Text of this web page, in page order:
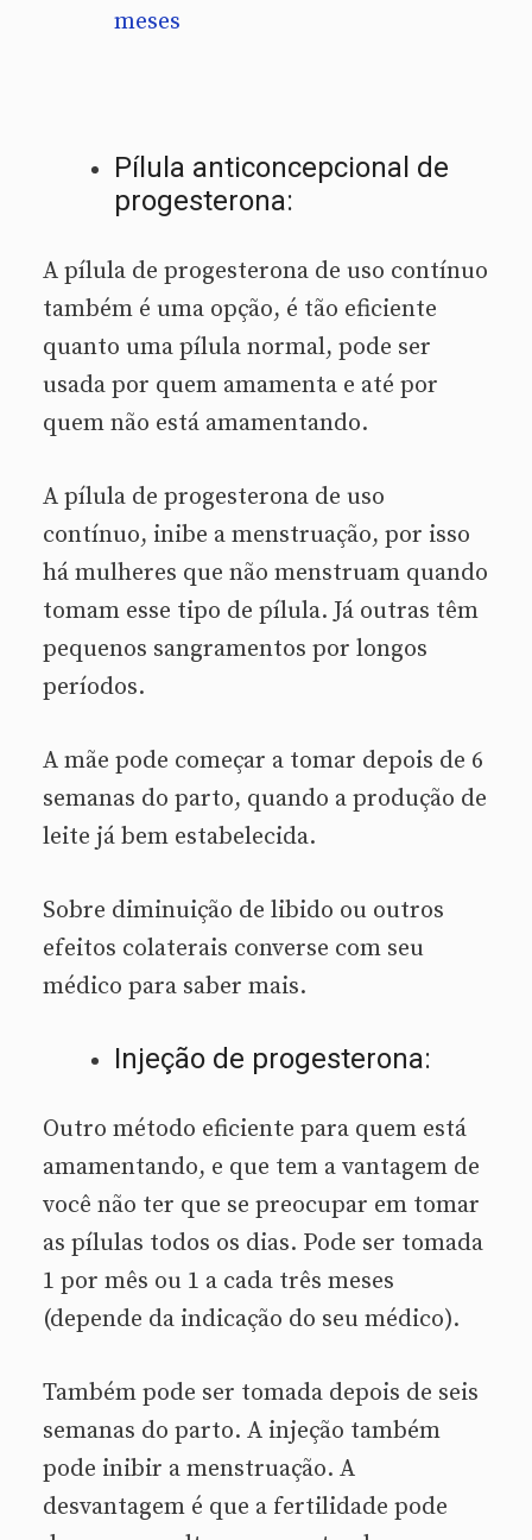
meses
Pílula anticoncepcional de
progesterona:
A pílula de progesterona de uso contínuo
também é uma opção, é tão eficiente
quanto uma pílula normal, pode ser
usada por quem amamenta e até por
quem não está amamentando.
A pílula de progesterona de uso
contínuo, inibe a menstruação, por isso
há mulheres que não menstruam quando
tomam esse tipo de pílula. Já outras têm
pequenos sangramentos por longos
períodos.
A mãe pode começar a tomar depois de 6
semanas do parto, quando a produção de
leite já bem estabelecida.
Sobre diminuição de libido ou outros
efeitos colaterais converse com seu
médico para saber mais.
Injeção de progesterona:
Outro método eficiente para quem está
amamentando, e que tem a vantagem de
você não ter que se preocupar em tomar
as pílulas todos os dias. Pode ser tomada
1 por mês ou 1 a cada três meses
(depende da indicação do seu médico).
Também pode ser tomada depois de seis
semanas do parto. A injeção também
pode inibir a menstruação. A
desvantagem é que a fertilidade pode